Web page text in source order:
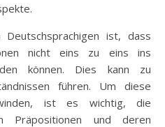
ist, dass
nicht eins zu eins ins
können. Dies kann zu
führen. Um diese
ist es wichtig, die
Präpositionen und deren